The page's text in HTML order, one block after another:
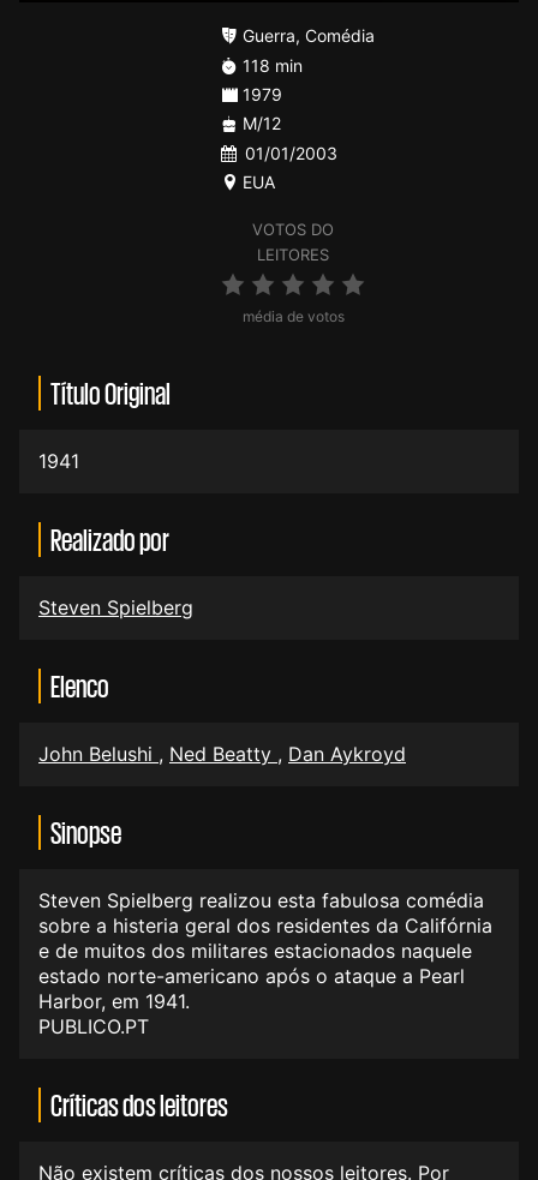
VOTOS DO
LEITORES
média de votos
Guerra, Comédia
118 min
1979
M/12
01/01/2003
EUA
Título Original
1941
Realizado por
Steven Spielberg
Elenco
John Belushi , Ned Beatty , Dan Aykroyd
Sinopse
Steven Spielberg realizou esta fabulosa comédia
sobre a histeria geral dos residentes da Califórnia
e de muitos dos militares estacionados naquele
estado norte-americano após o ataque a Pearl
Harbor, em 1941.
PUBLICO.PT
Críticas dos leitores
Não existem críticas dos nossos leitores. Por